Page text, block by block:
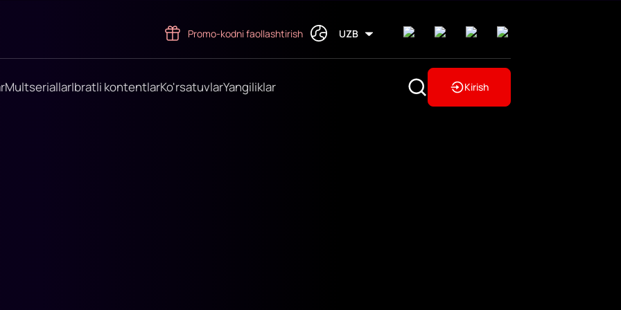
Promo-kodni faollashtirish UZB
MultseriallarIbratli kontentlarKo'rsatuvlarYangiliklar Kirish